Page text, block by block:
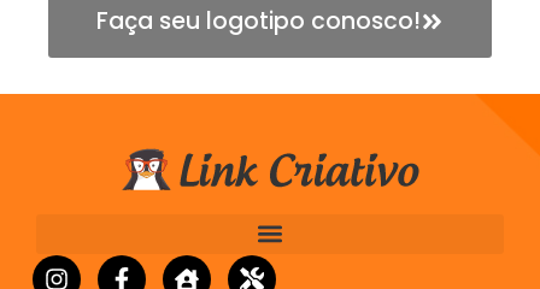
Faça seu logotipo conosco!